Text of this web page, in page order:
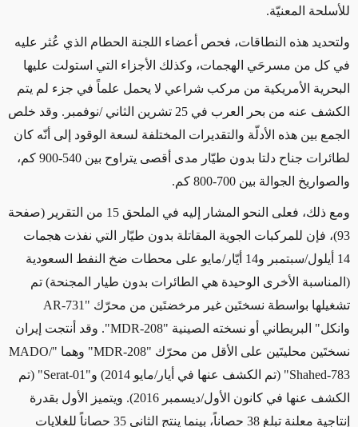
للأسلحة المعنيّة.
ولتحديد هذه النطاقات، فحص أعضاء اللجنة الحطام الذي عُثر عليه
في كل من مسرحَي الهجمات، وكذلك الأجزاء التي استولت عليها
البحرية الأمريكية من مركب شراعي لا يحمل علماً في جزء لم يتم
الكشف عنه من بحر العرب في 25 تشرين الثاني /نوفمبر. وقد خلص
الجمع بين هذه الأدلّة والتقديرات المختلفة لسعة الوقود إلى أنّه كان
لطائرات جناح دلتا بدون طيّار مدى أقصى يتراوح بين 540-900 كم،
والصواريخ الجوالة بين 700-800 كم.
ومع ذلك، فعلى النحو المشار إليه في الملحق 15 من التقرير (صفحة
93)، فإن للمركبات الجوية المقاتلة بدون طيّار التي نفذت هجمات
14 أيلول/سبتمبر و14 أيّار/مايو على محطات ضخ النفط السعودية
(المناسبة الأخرى الوحيدة هي الطائرات بدون طيار المجنحة) تم
تشغيلها بواسطة نسختَين غير مرخضتَين من محرّك " AR-731
وانكل" البريطاني أو نسخته الصينية "MDR-208". وقد أنتجت إيران
نسختَين محليتَين على الأقل من محرّك "MDR-208" وهما "MADO/
Shahed-783" (تم الكشف عنها في أيار/مايو 2014) و" Serat-01" (تم
الكشف عنها في كانون الأول/ديسمبر 2016). ويتميز الأول بقدرة
إنتاجية معلنة تبلغ 38 حصاناً، بينما ينتج الثاني 35 حصاناً للغلايات